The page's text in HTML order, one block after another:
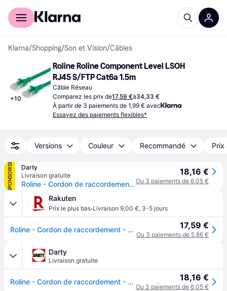
Acheter avec Klarna
Klarna/Shopping/Son et Vision/Câbles
+10
Roline Roline Component Level LSOH
RJ45 S/FTP Cat6a 1.5m
Câble Réseau
Comparez les prix de17,59 €à34,33 €
À partir de 3 paiements de 1,99 € avec
Essayez des paiements flexibles*
Versions Couleur Recommandé Prix
SPONSORISÉ
Darty
Livraison gratuite
Roline - Cordon de raccordement - RJ-45 (M) pour RJ-45 (M) - 1.5 m - SFTP, PiMF - CAT 6a - vert
18,16 €
Ou 3 paiements de 6,05 €
Rakuten
Prix le plus bas·Livraison 9,00 €, 3-5 jours
Roline - Cordon de raccordement - RJ-45 (M) pour RJ-45 (M) - 1.5 m - SFTP - CAT 6a - gris 17,59 €
Ou 3 paiements de 5,86 €
Darty
Livraison gratuite
Roline - Cordon de raccordement - RJ-45 (M) pour RJ-45 (M) - 1.5 m - SFTP - CAT 6a - blanc 18,16 €
Ou 3 paiements de 6,05 €